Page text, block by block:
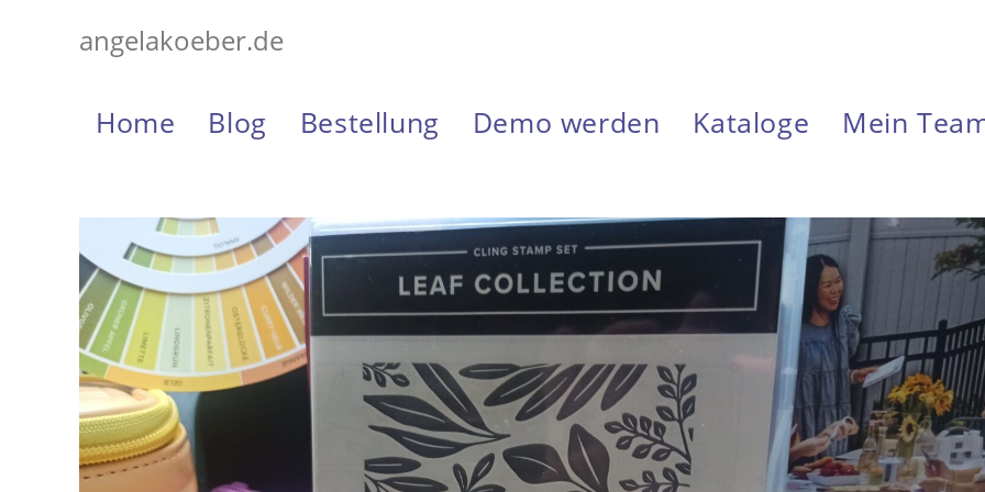
angelakoeber.de
Home Blog Bestellung Demo werden Kataloge Mein